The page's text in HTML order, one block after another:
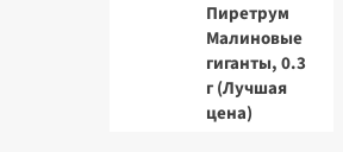
Пиретрум
Малиновые
гиганты, 0.3
г (Лучшая
цена)